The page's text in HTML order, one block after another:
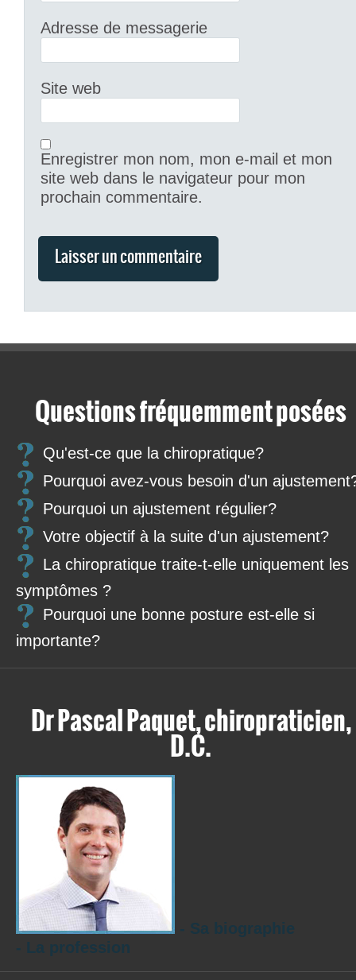
Adresse de messagerie
Site web
Enregistrer mon nom, mon e-mail et mon
site web dans le navigateur pour mon
prochain commentaire.
Questions fréquemment posées
Qu'est-ce que la chiropratique?
Pourquoi avez-vous besoin d'un
Pourquoi un ajustement régulier?
Votre objectif à la suite d'un ajustement?
La chiropratique traite-t-elle uniquement les
symptômes ?
Pourquoi une bonne posture est-elle si
importante?
Dr Pascal Paquet, chiropraticien,
D.C.
- Sa biographie
- La profession